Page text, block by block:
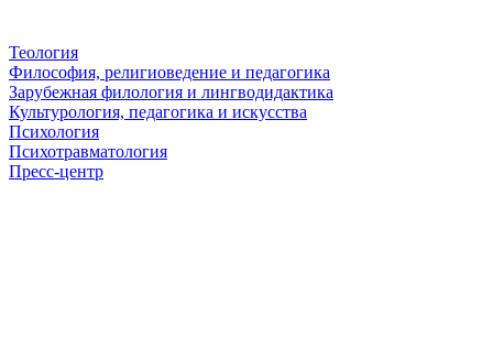
Теология
Философия, религиоведение и педагогика
Зарубежная филология и лингводидактика
Культурология, педагогика и искусства
Психология
Психотравматология
Пресс-центр